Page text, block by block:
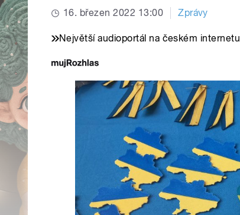
16. březen 2022 13:00 Zprávy
Největší audioportál na českém internetu